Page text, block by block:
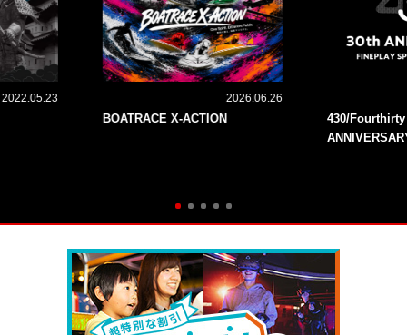
2022.05.23 2026.06.26
BOATRACE X-ACTION
430/